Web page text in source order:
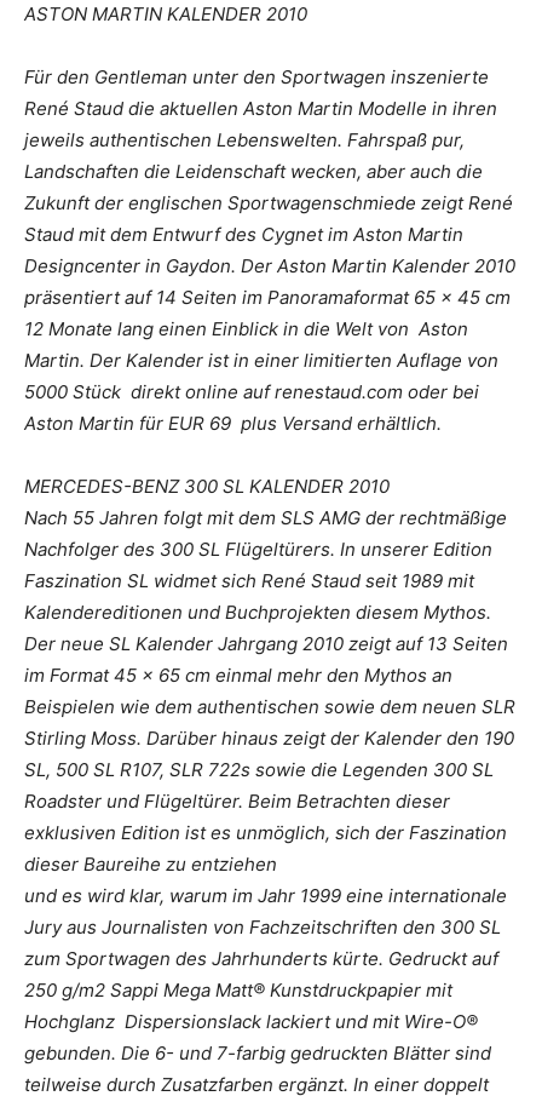
ASTON MARTIN KALENDER 2010
Für den Gentleman unter den Sportwagen inszenierte
René Staud die aktuellen Aston Martin Modelle in ihren
jeweils authentischen Lebenswelten. Fahrspaß pur,
Landschaften die Leidenschaft wecken, aber auch die
Zukunft der englischen Sportwagenschmiede zeigt René
Staud mit dem Entwurf des Cygnet im Aston Martin
Designcenter in Gaydon. Der Aston Martin Kalender 2010
präsentiert auf 14 Seiten im Panoramaformat 65 x 45 cm
12 Monate lang einen Einblick in die Welt von Aston
Martin. Der Kalender ist in einer limitierten Auflage von
5000 Stück direkt online auf renestaud.com oder bei
Aston Martin für EUR 69 plus Versand erhältlich.
MERCEDES-BENZ 300 SL KALENDER 2010
Nach 55 Jahren folgt mit dem SLS AMG der rechtmäßige
Nachfolger des 300 SL Flügeltürers. In unserer Edition
Faszination SL widmet sich René Staud seit 1989 mit
Kalendereditionen und Buchprojekten diesem Mythos.
Der neue SL Kalender Jahrgang 2010 zeigt auf 13 Seiten
im Format 45 x 65 cm einmal mehr den Mythos an
Beispielen wie dem authentischen sowie dem neuen SLR
Stirling Moss. Darüber hinaus zeigt der Kalender den 190
SL, 500 SL R107, SLR 722s sowie die Legenden 300 SL
Roadster und Flügeltürer. Beim Betrachten dieser
exklusiven Edition ist es unmöglich, sich der Faszination
dieser Baureihe zu entziehen
und es wird klar, warum im Jahr 1999 eine internationale
Jury aus Journalisten von Fachzeitschriften den 300 SL
zum Sportwagen des Jahrhunderts kürte. Gedruckt auf
250 g/m2 Sappi Mega Matt® Kunstdruckpapier mit
Hochglanz Dispersionslack lackiert und mit Wire-O®
gebunden. Die 6- und 7-farbig gedruckten Blätter sind
teilweise durch Zusatzfarben ergänzt. In einer doppelt